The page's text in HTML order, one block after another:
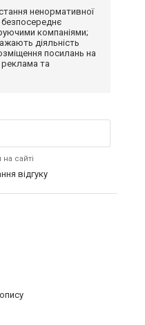
ненормативної
компаніями;
діяльність
посилань на
реклама та
сайті
відгуку